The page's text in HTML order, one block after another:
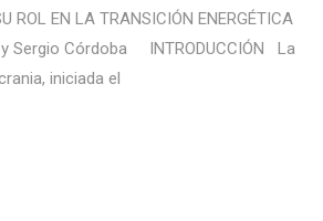
ROL EN LA TRANSICIÓN ENERGÉTICA
y Sergio Córdoba INTRODUCCIÓN La
iniciada el